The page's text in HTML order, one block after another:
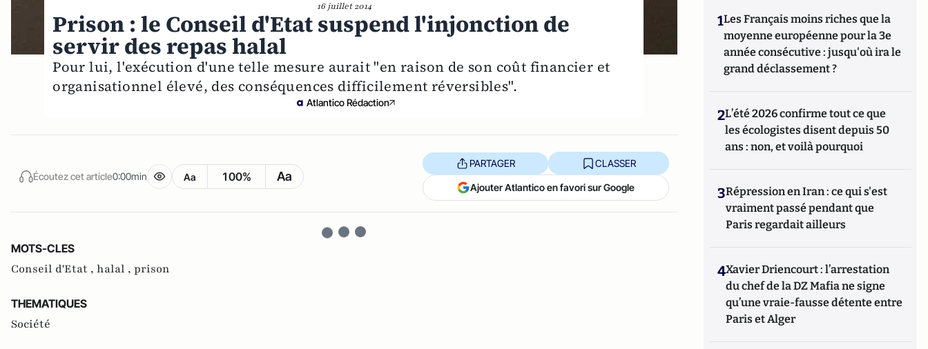
16 juillet 2014
Prison : le Conseil d'Etat suspend l'injonction de
servir des repas halal
Pour lui, l'exécution d'une telle mesure aurait "en raison de son coût financier et
organisationnel élevé, des conséquences difficilement réversibles".
Atlantico Rédaction
Écoutez cet article0:00min Aa 100% Aa
PARTAGER CLASSER
Ajouter Atlantico en favori sur Google
MOTS-CLES
Conseil d'Etat , halal , prison
THEMATIQUES
Société
1Les Français moins riches que la
moyenne européenne pour la 3e
année consécutive : jusqu'où ira le
grand déclassement ?
2L’été 2026 confirme tout ce que
les écologistes disent depuis 50
ans : non, et voilà pourquoi
3Répression en Iran : ce qui s'est
vraiment passé pendant que
Paris regardait ailleurs
4Xavier Driencourt : l’arrestation
du chef de la DZ Mafia ne signe
qu’une vraie-fausse détente entre
Paris et Alger